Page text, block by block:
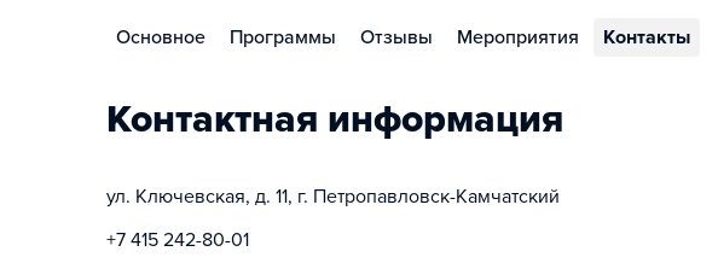
Основное Программы Отзывы Мероприятия Контакты
Контактная информация
ул. Ключевская, д. 11, г. Петропавловск-Камчатский
+7 415 242-80-01